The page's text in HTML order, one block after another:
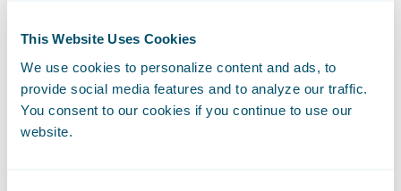
This Website Uses Cookies
We use cookies to personalize content and ads, to
provide social media features and to analyze our traffic.
You consent to our cookies if you continue to use our
website.
améliorés en s’appuyant sur des données de
meilleure qualité.
"Nous sommes ravis de faire équipe avec